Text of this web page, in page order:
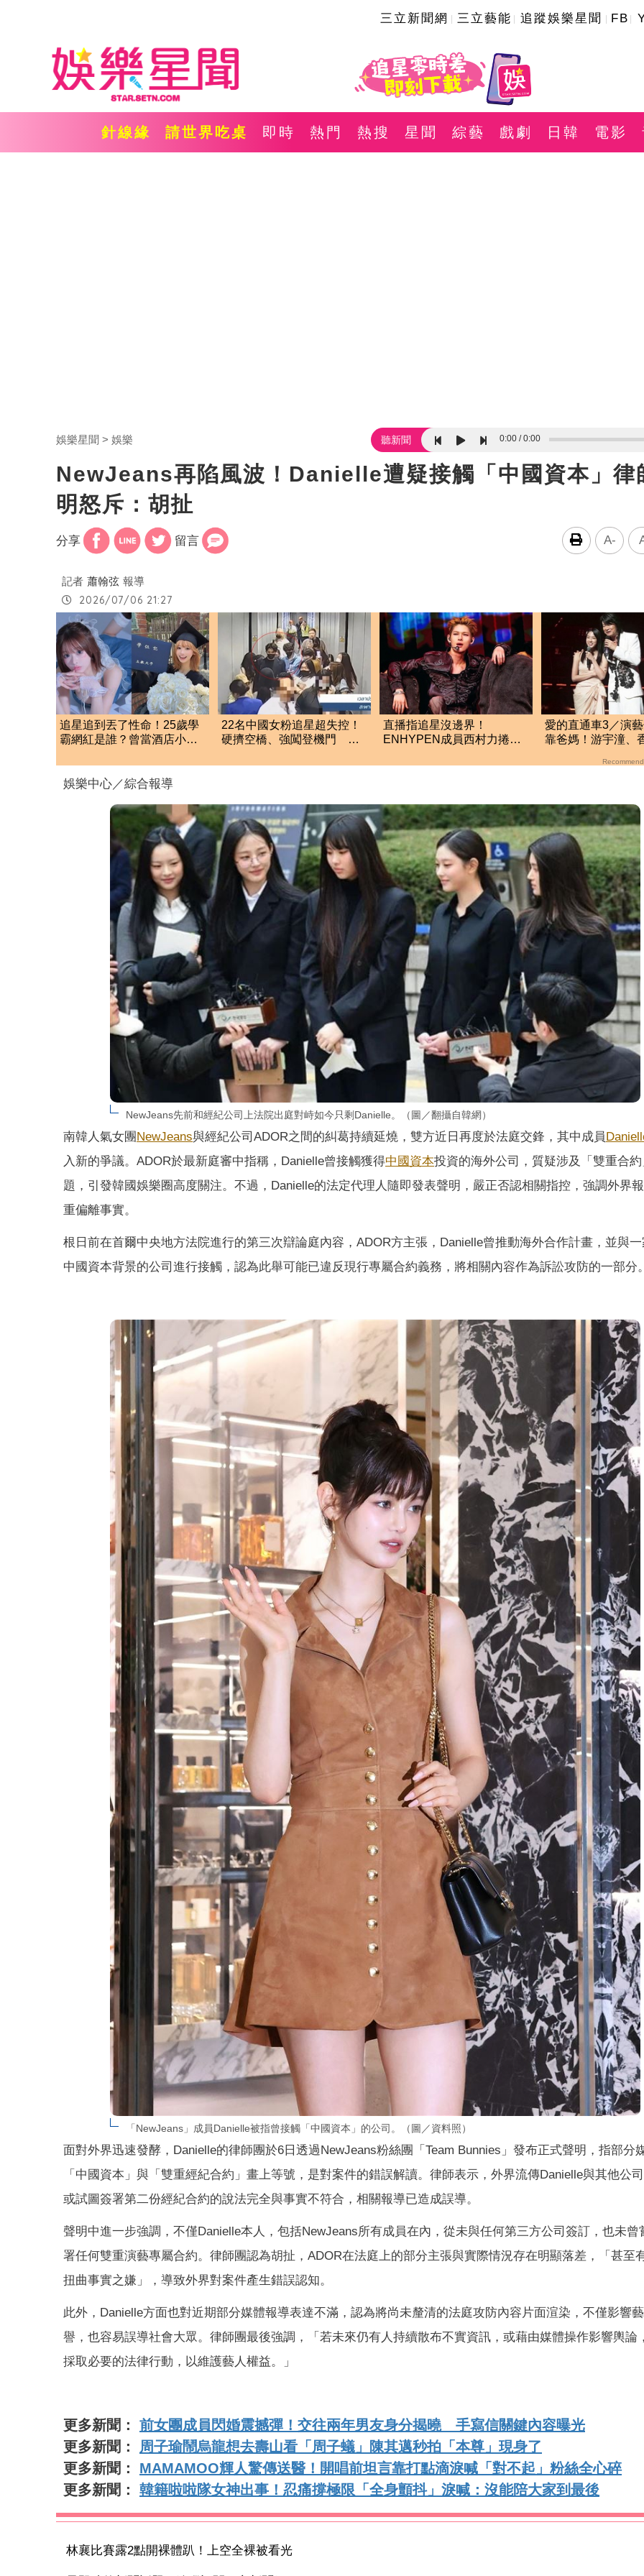
三立新聞網 三立藝能 追蹤娛樂星聞 FB
針線緣 請世界吃桌 即時 熱門 熱搜 星聞 綜藝 戲劇 日韓 電影
娛樂星聞 娛樂 聽新聞 0:00 0:00
NewJeans再陷風波！Danielle遭疑接觸「中國資本」律
明怒斥：胡扯
分享 留言 A-
記者 蕭翰弦 報導
2026/07/06 21:27
追星追到丟了性命！25歲學
霸網紅是誰？曾當酒店小姐
22名中國女粉追星超失控！
硬擠空橋、強闖登機門 泰
直播指追星沒邊界！
ENHYPEN成員西村力捲輕
絲
愛的直通車3／演
靠爸媽！游宇潼、
娛樂中心／綜合報導
NewJeans先前和經紀公司上法院出庭對峙如今只剩Danielle。（圖／翻攝自韓網）
南韓人氣女團NewJeans與經紀公司ADOR之間的糾葛持續延燒，雙方近日再度於法庭交鋒，其中成員
入新的爭議。ADOR於最新庭審中指稱，Danielle曾接觸獲得中國資本投資的海外公司，質疑涉及「雙重合
題，引發韓國娛樂圈高度關注。不過，Danielle的法定代理人隨即發表聲明，嚴正否認相關指控，強調外界
重偏離事實。
根日前在首爾中央地方法院進行的第三次辯論庭內容，ADOR方主張，Danielle曾推動海外合作計畫，並與
中國資本背景的公司進行接觸，認為此舉可能已違反現行專屬合約義務，將相關內容作為訴訟攻防的一部分
「NewJeans」成員Danielle被指曾接觸「中國資本」的公司。（圖／資料照）
面對外界迅速發酵，Danielle的律師團於6日透過NewJeans粉絲團「Team Bunnies」發布正式聲明，指部分
「中國資本」與「雙重經紀合約」畫上等號，是對案件的錯誤解讀。律師表示，外界流傳Danielle與其他公
或試圖簽署第二份經紀合約的說法完全與事實不符合，相關報導已造成誤導。
聲明中進一步強調，不僅Danielle本人，包括NewJeans所有成員在內，從未與任何第三方公司簽訂，也未曾
署任何雙重演藝專屬合約。律師團認為胡扯，ADOR在法庭上的部分主張與實際情況存在明顯落差，「甚至
扭曲事實之嫌」，導致外界對案件產生錯誤認知。
此外，Danielle方面也對近期部分媒體報導表達不滿，認為將尚未釐清的法庭攻防內容片面渲染，不僅影響
譽，也容易誤導社會大眾。律師團最後強調，「若未來仍有人持續散布不實資訊，或藉由媒體操作影響輿論
採取必要的法律行動，以維護藝人權益。」
更多新聞： 前女團成員閃婚震撼彈！交往兩年男友身分揭曉 手寫信關鍵內容曝光
更多新聞： 周子瑜鬧烏龍想去壽山看「周子蟻」陳其邁秒拍「本尊」現身了
更多新聞： MAMAMOO輝人驚傳送醫！開唱前坦言靠打點滴淚喊「對不起」粉絲全心碎
更多新聞： 韓籍啦啦隊女神出事！忍痛撐極限「全身顫抖」淚喊：沒能陪大家到最後
林襄比賽露2點開裸體趴！上空全裸被看光